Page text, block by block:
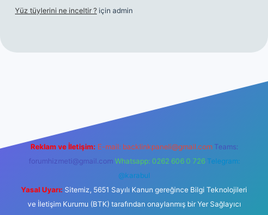
Yüz tüylerini ne inceltir ? için admin
Reklam ve İletişim: E-mail: backlinkpaneli@gmail.com Teams:
forumhizmeti@gmail.com Whatsapp: 0262 606 0 726 Telegram:
@karabul
Yasal Uyarı: Sitemiz, 5651 Sayılı Kanun gereğince Bilgi Teknolojileri
ve İletişim Kurumu (BTK) tarafından onaylanmış bir Yer Sağlayıcı